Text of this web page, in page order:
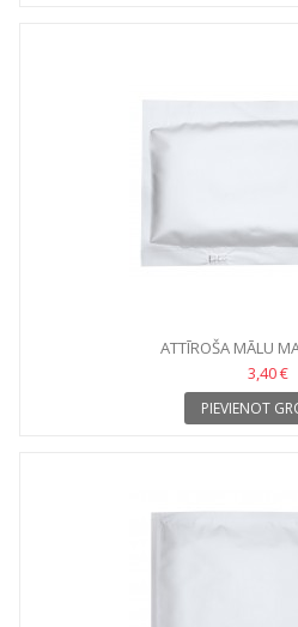
ATTĪROŠA MĀLU
3,40 €
PIEVIENOT